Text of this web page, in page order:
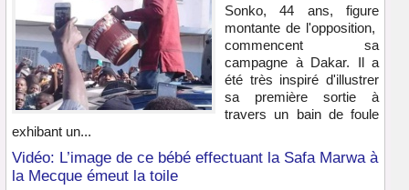
Sonko, 44 ans, figure
montante de l'opposition,
commencent sa
campagne à Dakar. Il a
été très inspiré d'illustrer
sa première sortie à
travers un bain de foule
exhibant un...
Vidéo: L’image de ce bébé effectuant la Safa Marwa à
la Mecque émeut la toile